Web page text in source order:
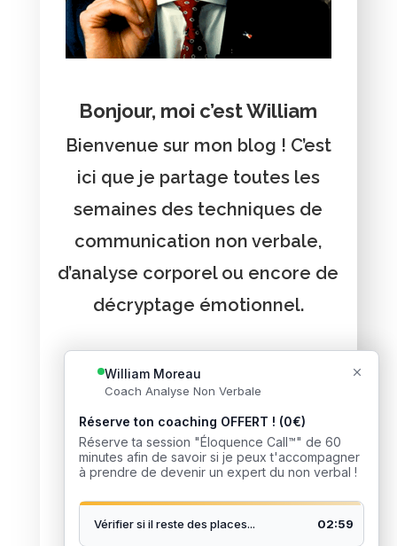
Bonjour, moi c’est William
Bienvenue sur mon blog ! C’est
ici que je partage toutes les
semaines des techniques de
communication non verbale,
d’analyse corporel ou encore de
décryptage émotionnel.
Vous voulez recevoir de
l'aide ?
J’accompagne des milliers de
personnes à développer leur
intelligence sociale et
relationnelle. Je pourrais faire